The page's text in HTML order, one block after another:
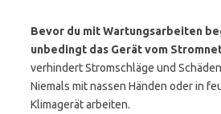
Bevor du mit Wartungsarbeiten
unbedingt das Gerät vom
verhindert Stromschläge und
Niemals mit nassen Händen oder in
Klimagerät arbeiten.